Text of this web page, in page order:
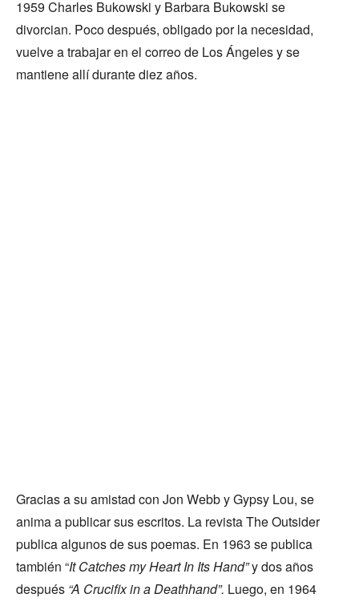
1959 Charles Bukowski y Barbara Bukowski se
divorcian. Poco después, obligado por la necesidad,
vuelve a trabajar en el correo de Los Ángeles y se
mantiene allí durante diez años.
Gracias a su amistad con Jon Webb y Gypsy Lou, se
anima a publicar sus escritos. La revista The Outsider
publica algunos de sus poemas. En 1963 se publica
también “It Catches my Heart In Its Hand”y dos años
después “A Crucifix in a Deathhand”. Luego, en 1964